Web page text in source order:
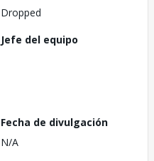
Dropped
Jefe del equipo
Fecha de divulgación
N/A